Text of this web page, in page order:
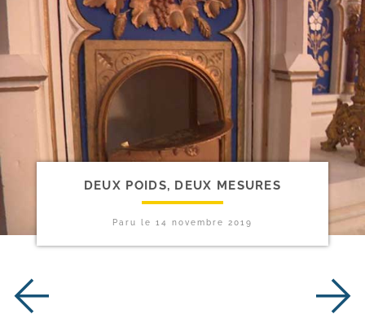
DEUX POIDS, DEUX MESURES
Paru le 14 novembre 2019